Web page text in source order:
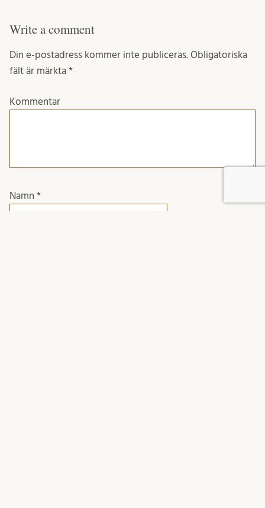
Write a comment
Din e-postadress kommer inte publiceras. Obligatoriska
fält är märkta *
Kommentar
Namn *